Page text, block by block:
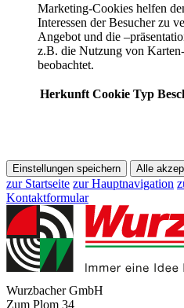
Marketing-Cookies helfen
Interessen der Besucher zu
Angebot und die
z.B. die Nutzung von
beobachtet.
Herkunft Cookie Typ
Einstellungen speichern Alle
zur Startseite zur Hauptnavigation
Kontaktformular
Wurzbacher GmbH
Zum Plom 34